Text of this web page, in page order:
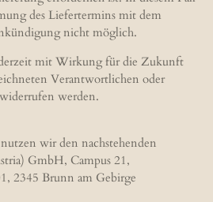
des Liefertermins mit dem
nicht möglich.
mit Wirkung für die Zukunft
Verantwortlichen oder
werden.
wir den nachstehenden
GmbH, Campus 21,
2345 Brunn am Gebirge